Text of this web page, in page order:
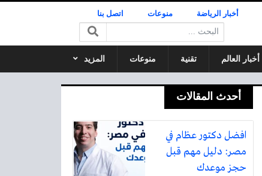
أخبار الرياضة منوعات اتصل بنا
البحث:
أخبار العالم تقنية منوعات المزيد
أحدث المقالات
افضل دكتور عظام في
مصر: دليل مهم قبل
حجز موعدك